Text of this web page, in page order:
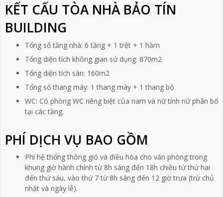
KẾT CẤU TÒA NHÀ BẢO TÍN
BUILDING
Tổng số tầng nhà: 6 tầng + 1 trệt + 1 hầm
Tổng diện tích không gian sử dụng: 870m2
Tổng diện tích sàn: 160m2
Tổng số thang máy: 1 thang máy + 1 thang bộ
WC: Có phòng WC riêng biệt của nam và nữ tính nữ phân bố
tại các tầng.
PHÍ DỊCH VỤ BAO GỒM
Phí hệ thống thông gió và điều hòa cho văn phòng trong
khung giờ hành chính từ 8h sáng đến 18h chiều từ thứ hai
đến thứ sáu, vào thứ 7 từ 8h sáng đến 12 giờ trưa (trừ chủ
nhật và ngày lễ).